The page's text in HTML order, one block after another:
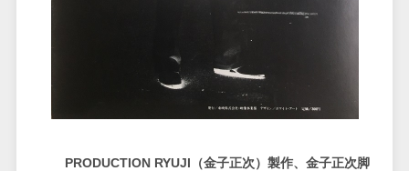
PRODUCTION RYUJI（金子正次）製作、金子正次脚